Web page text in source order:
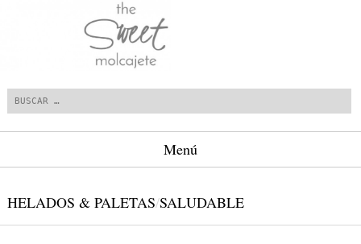
Menú
HELADOS & PALETAS/SALUDABLE